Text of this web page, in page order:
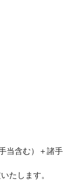
当含む）＋諸手
たします。